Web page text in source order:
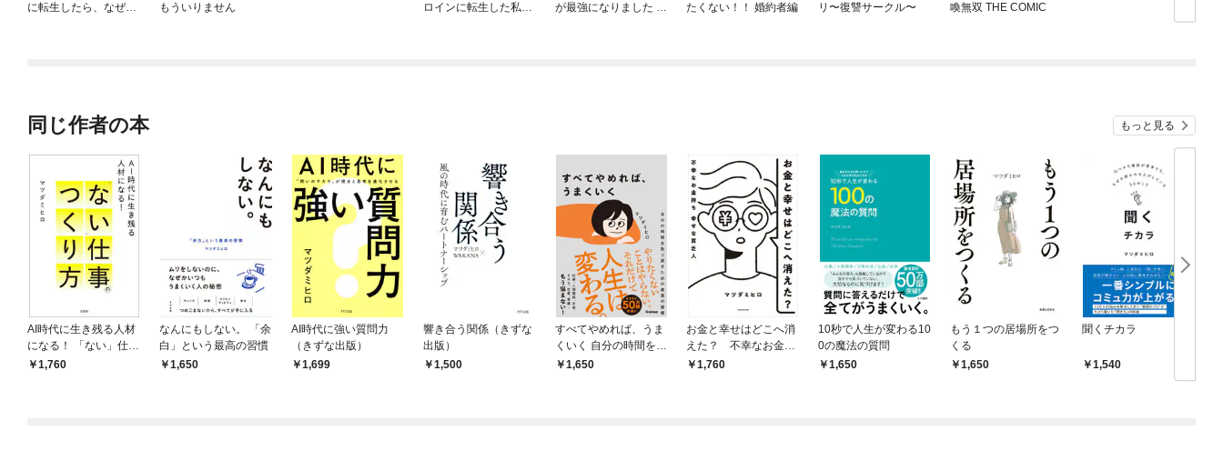
に転生したら、なぜか
もういりません
ロインに転生した私、
が最強になりました ～
たくない！！ 婚約者編
リ〜復讐サークル〜
喚無双 THE COMIC
同じ作者の本 もっと見る
AI時代に生き残る人材
になる！ 「ない」仕事
のつくり方
1,760
なんにもしない。 「余
白」という最高の習慣
1,650
AI時代に強い質問力
（きずな出版）
1,699
響き合う関係（きずな
出版）
1,500
すべてやめれば、うま
くいく 自分の時間を取
り戻すための最高の習
1,650
お金と幸せはどこへ消
えた？ 不幸なお金持
ち 幸せな貧乏人
1,760
10秒で人生が変わる10
0の魔法の質問
1,650
もう１つの居場所をつ
くる
1,650
聞くチカラ
1,540